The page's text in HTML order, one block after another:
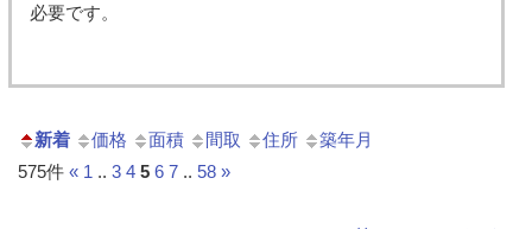
必要です。
新着 価格 面積 間取 住所
築年月
575件 « 1 .. 3 4 5 6 7 .. 58 »